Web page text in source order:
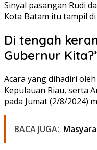
Sinyal pasangan Rudi
Kota Batam itu tampil
Di tengah
Gubernur
Acara yang dihadiri
Kepulauan Riau, serta
pada Jumat (2/8/2024)
BACA JUGA: